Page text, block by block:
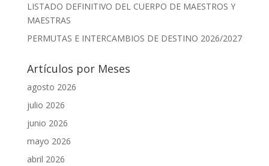
LISTADO DEFINITIVO DEL CUERPO DE MAESTROS Y
MAESTRAS
PERMUTAS E INTERCAMBIOS DE DESTINO 2026/2027
Artículos por Meses
agosto 2026
julio 2026
junio 2026
mayo 2026
abril 2026